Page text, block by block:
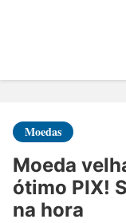
Moedas
Moeda
ótimo PIX!
na hora